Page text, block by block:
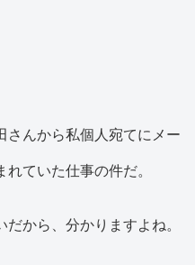
んから私個人宛てにメー
ていた仕事の件だ。
から、分かりますよね。